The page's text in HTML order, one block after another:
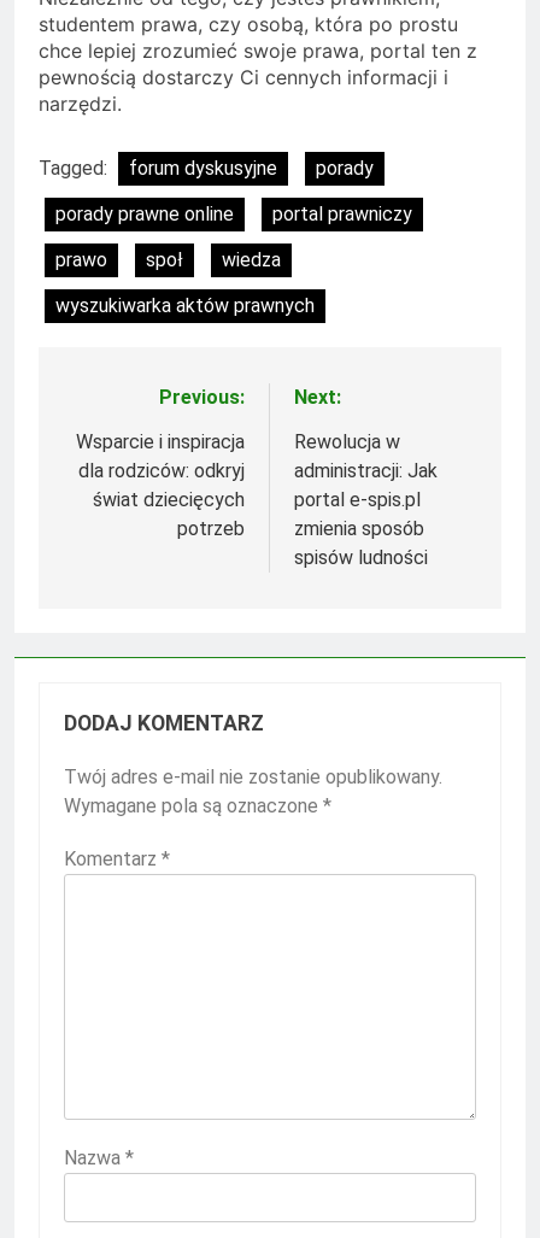
studentem prawa, czy osobą, która po prostu
chce lepiej zrozumieć swoje prawa, portal ten z
pewnością dostarczy Ci cennych informacji i
narzędzi.
Tagged: forum dyskusyjne
porady
porady prawne online
portal prawniczy
prawo
społ
wiedza
wyszukiwarka aktów prawnych
Nawigacja
wpisu
Previous:
Wsparcie i inspiracja
dla rodziców: odkryj
świat dziecięcych
potrzeb
Next:
Rewolucja w
administracji: Jak
portal e-spis.pl
zmienia sposób
spisów ludności
DODAJ KOMENTARZ
Twój adres e-mail nie zostanie opublikowany.
Wymagane pola są oznaczone *
Komentarz *
Nazwa *